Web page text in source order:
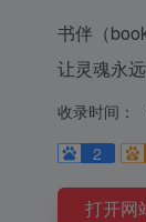
书伴（
让灵魂永
收录时间：
2
打开网